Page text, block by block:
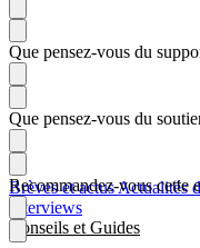
Brèves et actusActualités
Interviews
Conseils et Guides
Que pensez-vous du
Que pensez-vous du
Recommandez-vous cette